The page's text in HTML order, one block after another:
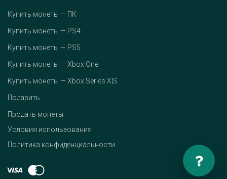
Купить монеты — ПК
Купить монеты — PS4
Купить монеты — PS5
Купить монеты — Xbox One
Купить монеты — Xbox Series X|S
Подарить
Продать монеты
Условия использования
Политика конфиденциальности